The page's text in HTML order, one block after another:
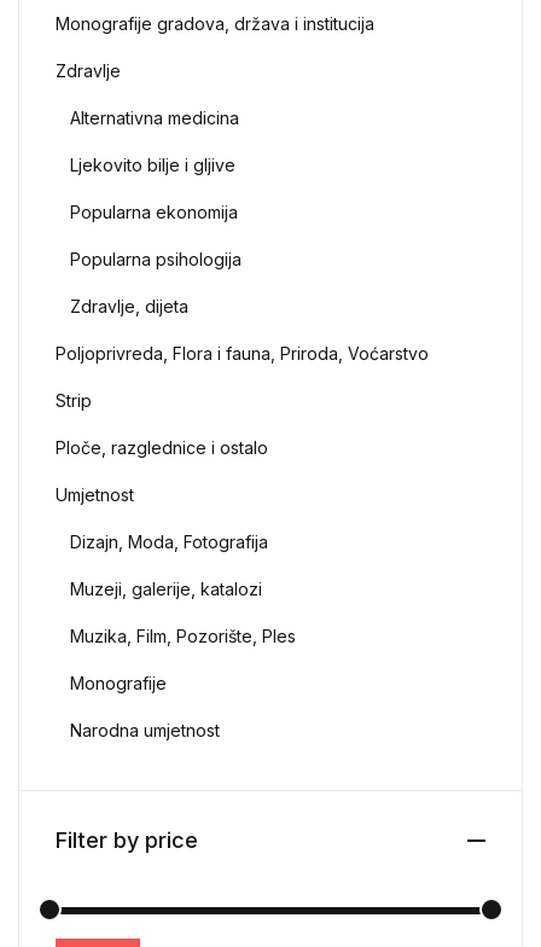
Monografije gradova, država i institucija
Zdravlje
Alternativna medicina
Ljekovito bilje i gljive
Popularna ekonomija
Popularna psihologija
Zdravlje, dijeta
Poljoprivreda, Flora i fauna, Priroda, Voćarstvo
Strip
Ploče, razglednice i ostalo
Umjetnost
Dizajn, Moda, Fotografija
Muzeji, galerije, katalozi
Muzika, Film, Pozorište, Ples
Monografije
Narodna umjetnost
Filter by price